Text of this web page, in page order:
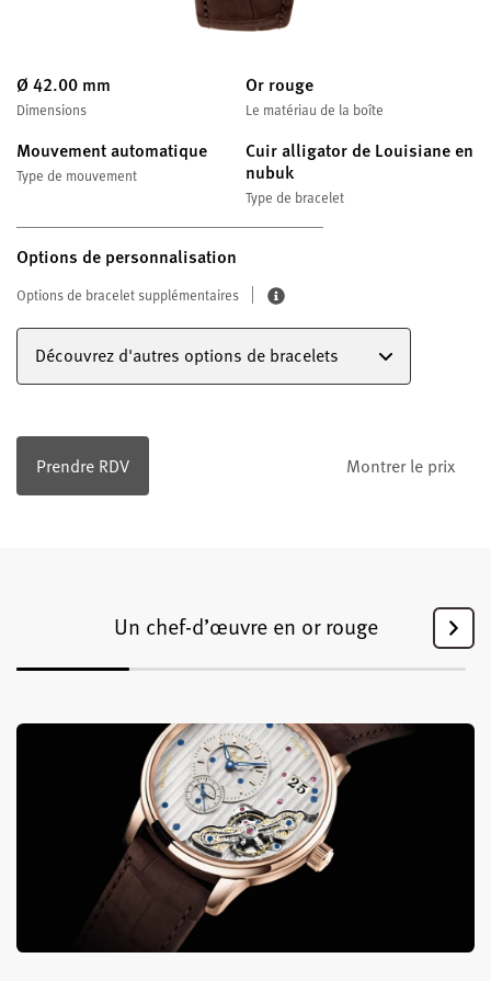
Ø 42.00 mm
Dimensions
Or rouge
Le matériau de la boîte
Mouvement automatique
Type de mouvement
Cuir alligator de Louisiane en
nubuk
Type de bracelet
Options de personnalisation
Options de bracelet supplémentaires
Découvrez d'autres options de bracelets
Prendre RDV Montrer le prix
Un chef-d’œuvre en or rouge